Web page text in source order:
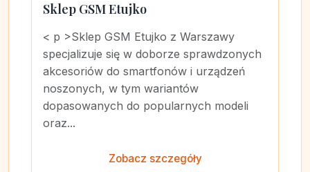
Sklep GSM Etujko
< p >Sklep GSM Etujko z Warszawy
specjalizuje się w doborze sprawdzonych
akcesoriów do smartfonów i urządzeń
noszonych, w tym wariantów
dopasowanych do popularnych modeli
oraz...
Zobacz szczegóły